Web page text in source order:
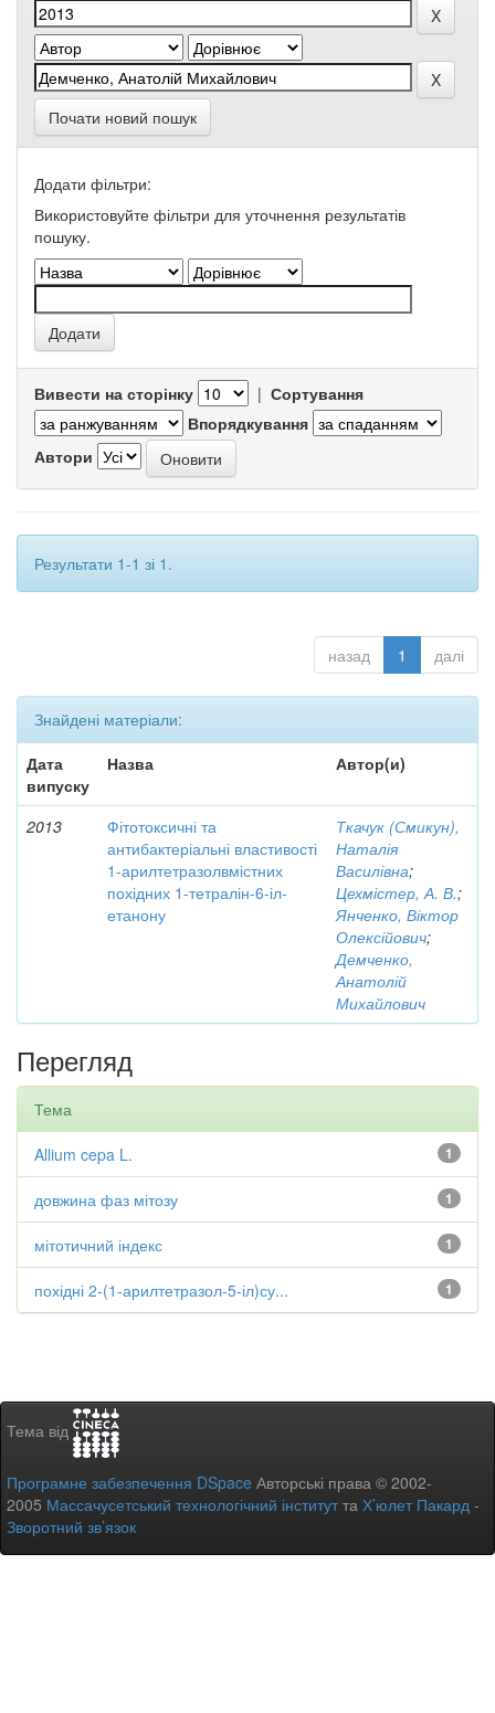
Почати новий пошук
Додати фільтри:
Використовуйте фільтри для уточнення результатів
пошуку.
Вивести на сторінку | Сортування
Впорядкування
Автори
Результати 1-1 зі 1.
назад 1 далі
Знайдені матеріали:
Дата
випуску
Назва Автор(и)
2013
Фітотоксичні та
антибактеріальні властивості
1-арилтетразолвмістних
похідних 1-тетралін-6-іл-
етанону
Ткачук (Смикун),
Наталія
Василівна;
Цехмістер, А. В.;
Янченко, Віктор
Олексійович;
Демченко,
Анатолій
Михайлович
Перегляд
Тема
1
Allium cepa L.
1
довжина фаз мітозу
1
мітотичний індекс
1
похідні 2-(1-арилтетразол-5-іл)су...
Тема від
Програмне забезпечення DSpace Авторські права © 2002-
2005 Массачусетський технологічний інститутта Х’юлет Пакард -
Зворотний зв’язок